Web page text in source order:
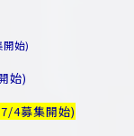
始)
始)
4募集開始)